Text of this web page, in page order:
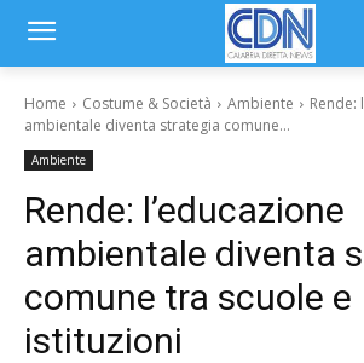
Home Costume & Società Ambiente
Rende:
ambientale diventa strategia comune...
Ambiente
Rende: l’educazione
ambientale diventa
comune tra scuole e
istituzioni